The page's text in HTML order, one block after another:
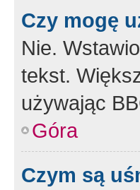
Czy mogę
Nie.
tekst.
używając
Góra
Czym są